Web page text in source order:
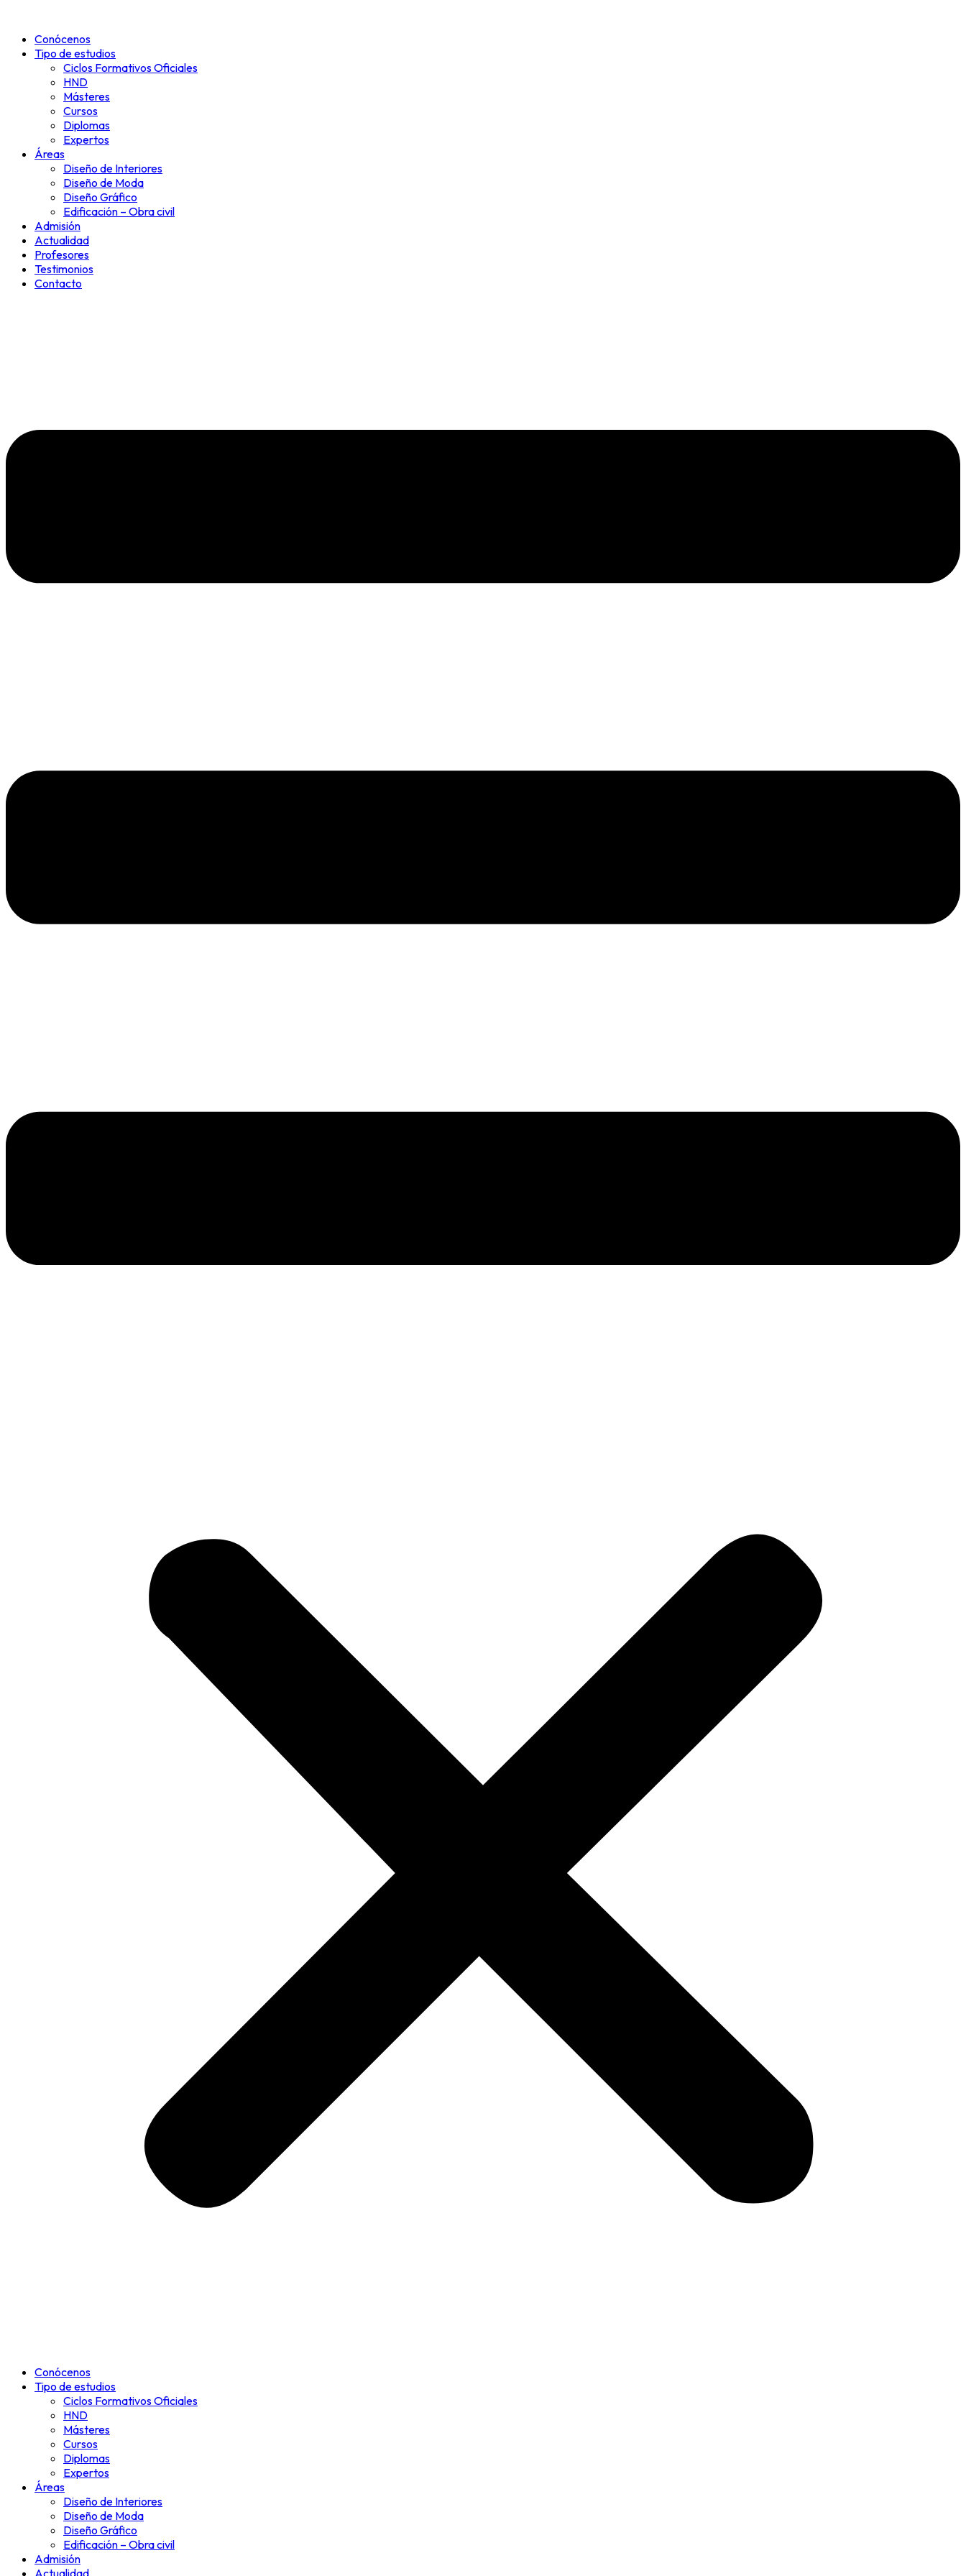
contenidoConócenos
Tipo de estudios
Ciclos Formativos Oficiales
HND
Másteres
Cursos
Diplomas
Expertos
Áreas
Diseño de Interiores
Diseño de Moda
Diseño Gráfico
Edificación – Obra civil
Admisión
Actualidad
Profesores
Testimonios
Contacto
Conócenos
Tipo de estudios
Ciclos Formativos Oficiales
HND
Másteres
Cursos
Diplomas
Expertos
Áreas
Diseño de Interiores
Diseño de Moda
Diseño Gráfico
Edificación – Obra civil
Admisión
Actualidad